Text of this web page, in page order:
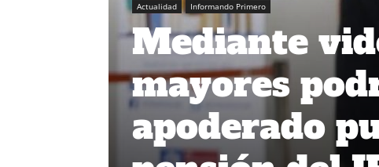
Actualidad Informando Primero
Mediante
mayores
apoderado